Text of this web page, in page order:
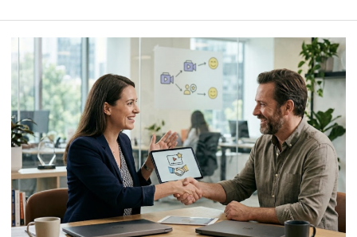
testimonial
B2B:
cómo
conseguir
que
tus
clientes
hablen
por